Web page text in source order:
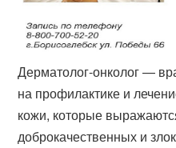
Дерматолог-онколог —
на профилактике и
кожи, которые
доброкачественных и